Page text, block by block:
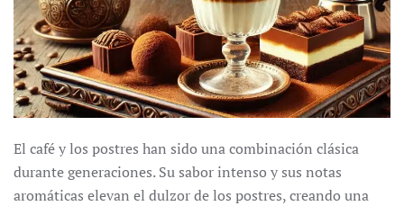
El café y los postres han sido una combinación clásica
durante generaciones. Su sabor intenso y sus notas
aromáticas elevan el dulzor de los postres, creando una